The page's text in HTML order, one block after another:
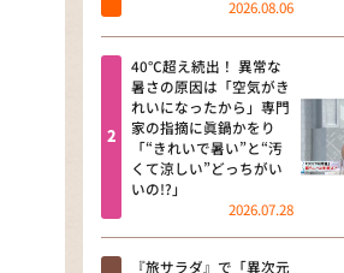
探偵！ナイトスク
news おかえり
河合＆A.B.C-Z塚
「なんでやねん！？
かえり）
DAIGOも台所 ～き
にする？～
2026.08.06
40℃超え続出！ 異常な
暑さの原因は「空気がき
れいになったから」専門
家の指摘に眞鍋かをり
「“きれいで暑い”と“汚
くて涼しい”どっちがい
いの!?」
2026.07.28
『旅サラダ』で「異次元